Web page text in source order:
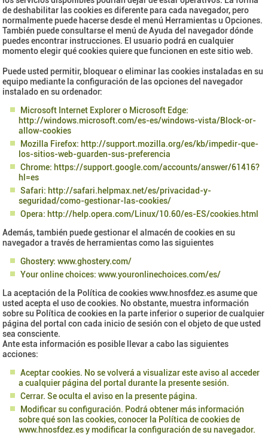
de deshabilitar las cookies es diferente para cada navegador, pero
normalmente puede hacerse desde el menú Herramientas u Opciones.
También puede consultarse el menú de Ayuda del navegador dónde
puedes encontrar instrucciones. El usuario podrá en cualquier
momento elegir qué cookies quiere que funcionen en este sitio web.
Puede usted permitir, bloquear o eliminar las cookies instaladas en su
equipo mediante la configuración de las opciones del navegador
instalado en su ordenador:
Microsoft Internet Explorer o Microsoft Edge:
http://windows.microsoft.com/es-es/windows-vista/Block-or-
allow-cookies
Mozilla Firefox: http://support.mozilla.org/es/kb/impedir-que-
los-sitios-web-guarden-sus-preferencia
Chrome: https://support.google.com/accounts/answer/61416?
hl=es
Safari: http://safari.helpmax.net/es/privacidad-y-
seguridad/como-gestionar-las-cookies/
Opera: http://help.opera.com/Linux/10.60/es-ES/cookies.html
Además, también puede gestionar el almacén de cookies en su
navegador a través de herramientas como las siguientes
Ghostery: www.ghostery.com/
Your online choices: www.youronlinechoices.com/es/
La aceptación de la Política de cookies www.hnosfdez.es asume que
usted acepta el uso de cookies. No obstante, muestra información
sobre su Política de cookies en la parte inferior o superior de cualquier
página del portal con cada inicio de sesión con el objeto de que usted
sea consciente.
Ante esta información es posible llevar a cabo las siguientes
acciones:
Aceptar cookies. No se volverá a visualizar este aviso al acceder
a cualquier página del portal durante la presente sesión.
Cerrar. Se oculta el aviso en la presente página.
Modificar su configuración. Podrá obtener más información
sobre qué son las cookies, conocer la Política de cookies de
www.hnosfdez.es y modificar la configuración de su navegador.